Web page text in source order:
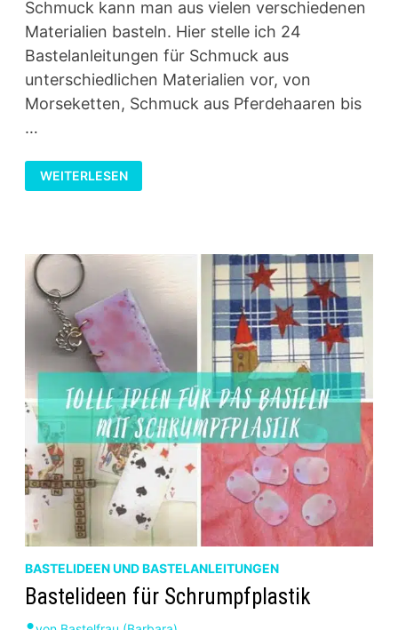
Schmuck kann man aus vielen verschiedenen
Materialien basteln. Hier stelle ich 24
Bastelanleitungen für Schmuck aus
unterschiedlichen Materialien vor, von
Morseketten, Schmuck aus Pferdehaaren bis
…
24
BASTELANLEITUNGEN
FÜR
WEITERLESEN
BASTELIDEEN UND BASTELANLEITUNGEN
Bastelideen für Schrumpfplastik